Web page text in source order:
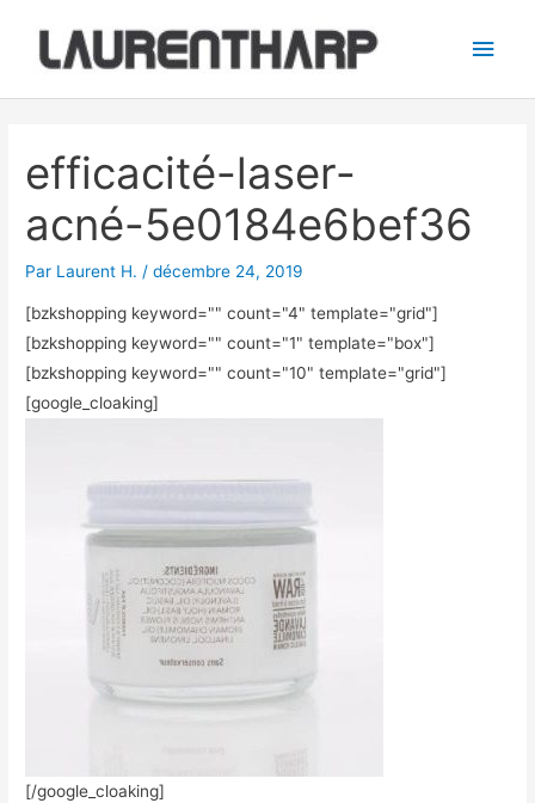
contenu
efficacité-laser-
acné-5e0184e6bef36
Par Laurent H. /décembre 24, 2019
[bzkshopping keyword="" count="4" template="grid"]
[bzkshopping keyword="" count="1" template="box"]
[bzkshopping keyword="" count="10" template="grid"]
[google_cloaking]
[/google_cloaking]
articles